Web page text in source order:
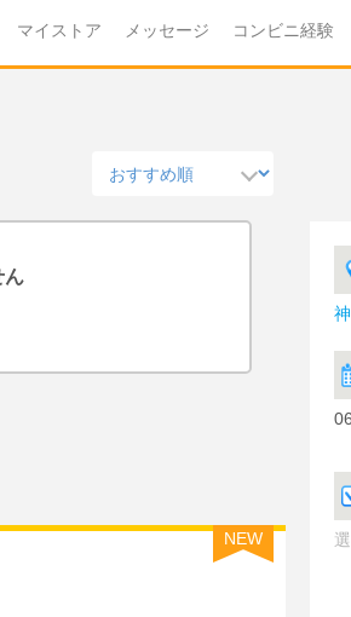
マイストア メッセージ コンビニ経験
ん
NEW